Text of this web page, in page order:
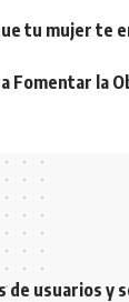
tu mujer te
Fomentar la
de usuarios y